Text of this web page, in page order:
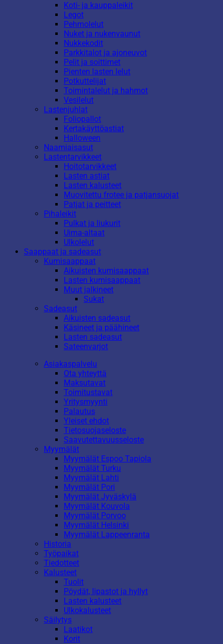
Koti- ja kauppaleikit
Legot
Pehmolelut
Nuket ja nukenvaunut
Nukkekodit
Parkkitalot ja ajoneuvot
Pelit ja soittimet
Pienten lasten lelut
Potkuttelijat
Toimintalelut ja hahmot
Vesilelut
Lastenjuhlat
Foliopallot
Kertakäyttöastiat
Halloween
Naamiaisasut
Lastentarvikkeet
Hoitotarvikkeet
Lasten astiat
Lasten kalusteet
Muovitettu frotee ja patjansuojat
Patjat ja peitteet
Pihaleikit
Pulkat ja liukurit
Uima-altaat
Ulkolelut
Saappaat ja sadeasut
Kumisaappaat
Aikuisten kumisaappaat
Lasten kumisaappaat
Muut jalkineet
Sukat
Sadeasut
Aikuisten sadeasut
Käsineet ja päähineet
Lasten sadeasut
Sateenvarjot
Asiakaspalvelu
Ota yhteyttä
Maksutavat
Toimitustavat
Yritysmyynti
Palautus
Yleiset ehdot
Tietosuojaseloste
Saavutettavuusseloste
Myymälät
Myymälät Espoo Tapiola
Myymälät Turku
Myymälät Lahti
Myymälät Pori
Myymälät Jyväskylä
Myymälät Kouvola
Myymälät Porvoo
Myymälät Helsinki
Myymälät Lappeenranta
Historia
Työpaikat
Tiedotteet
Kalusteet
Tuolit
Pöydät, lipastot ja hyllyt
Lasten kalusteet
Ulkokalusteet
Säilytys
Laatikot
Korit